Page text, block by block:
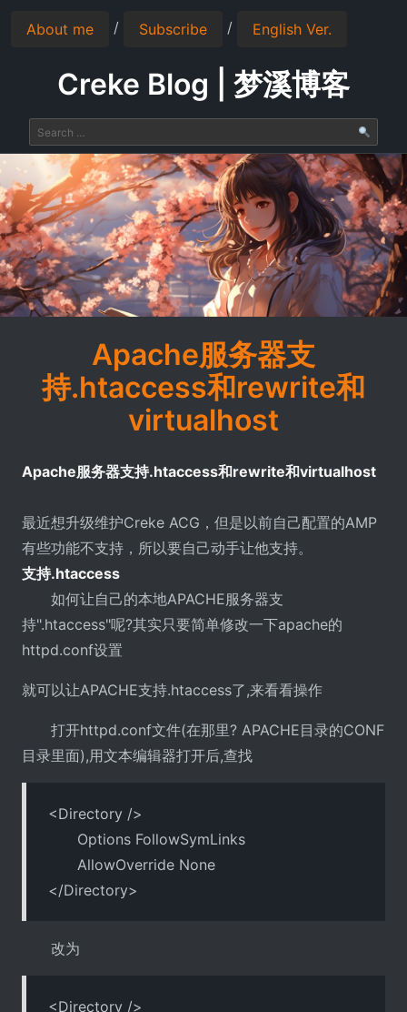
About me / Subscribe / English Ver.
Creke Blog | 梦溪博客
Apache服务器支
持.htaccess和rewrite和
virtualhost
Apache服务器支持.htaccess和rewrite和virtualhost
最近想升级维护Creke ACG，但是以前自己配置的AMP
有些功能不支持，所以要自己动手让他支持。
支持.htaccess
如何让自己的本地APACHE服务器支
持".htaccess"呢?其实只要简单修改一下apache的
httpd.conf设置
就可以让APACHE支持.htaccess了,来看看操作
打开httpd.conf文件(在那里? APACHE目录的CONF
目录里面),用文本编辑器打开后,查找
<Directory />
Options FollowSymLinks
AllowOverride None
</Directory>
改为
<Directory />